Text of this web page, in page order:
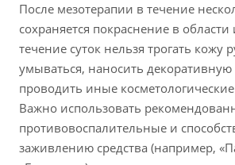
После мезотерапии в течение
сохраняется покраснение в
течение суток нельзя трогать кожу
умываться, наносить декоративную
проводить иные
Важно использовать
противовоспалительные и
заживлению средства (например,